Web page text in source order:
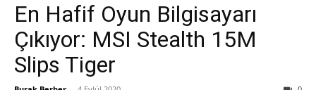
En Hafif Oyun Bilgisayarı
Çıkıyor: MSI Stealth 15M
Slips Tiger